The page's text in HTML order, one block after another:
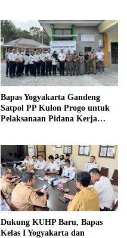
Bapas Yogyakarta Gandeng
Satpol PP Kulon Progo untuk
Pelaksanaan Pidana Kerja
Dukung KUHP Baru, Bapas
Kelas I Yogyakarta dan